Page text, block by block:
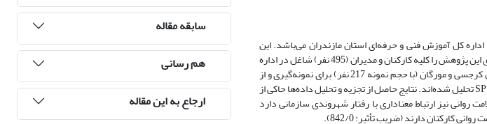
کل آموزش فنی و حرفه‌ای استان مازندران می‌باشد. این
پژوهش از حیث هدف، کاربردی و از حیث نحوه گردآوری داده‌ها، جزء پژوهش‌های توصیفی- پیمایشی است. جامعه آماری این پژوهش را کلیه کارکنان و مدیران (495 نفر) شاغل در اداره
کل آموزش فنی و حرفه‌ای استان مازندران در سال 1397 تشکیل می‌دهد و از روش نمونه‌گیری تصادفی ساده و جدول کرجسی و مورگان (با حجم نمونه 217 نفر) برای نمونه‌گیری و از
پرسش‌نامه‌های استاندارد به‌منظور جمع‌آوری داده‌های موردنیاز استفاده شده است. داده‌ها با استفاده از نرم‌افزار SPSS تحلیل شده‌اند. نتایج حاصل از تجزیه و تحلیل داده‌ها حاکی از
شخصیتی، ارتباط معناداری با رفتار شهروندی سازمانی دارند (ضریب همبستگی: 776/0) و سلامت روانی نیز ارتباط معناداری با رفتار شهروندی سازمانی دارد
سابقه مقاله
هم رسانی
ارجاع به این مقاله